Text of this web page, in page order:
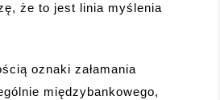
że to jest linia myślenia
oznaki załamania
międzybankowego,